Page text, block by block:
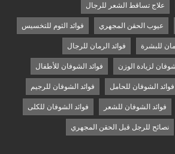
علاج تساقط الشعر للرجال
عيوب الحقن المجهري فوائد الثوم للتخسيس
للبشرة فوائد الرمان للرجال
لزيادة الوزن فوائد الشوفان للأطفال
فوائد الشوفان للحامل فوائد الشوفان للرجيم
فوائد الشوفان للشعر فوائد الشوفان للكلى
نصائح للرجل قبل الحقن المجهري